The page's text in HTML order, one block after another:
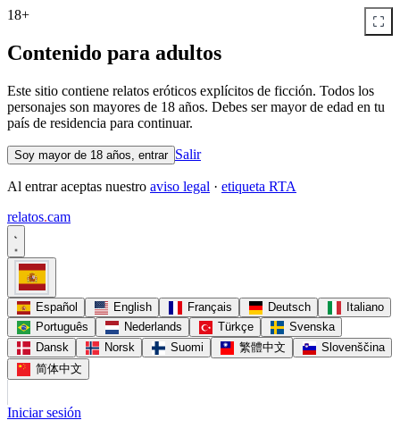
18+
Contenido para adultos
Este sitio contiene relatos eróticos explícitos de ficción. Todos los
personajes son mayores de 18 años. Debes ser mayor de edad en tu
país de residencia para continuar.
Soy mayor de 18 años, entrar Salir
Al entrar aceptas nuestro aviso legal · etiqueta RTA
relatos.cam
Español English Français Deutsch
Italiano
Português
Nederlands Türkçe
Svenska
Dansk
Norsk Suomi 繁體中文
Slovenščina
简体中文
Iniciar sesión